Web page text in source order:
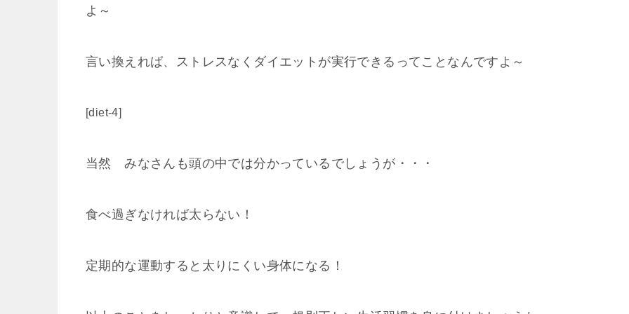
よ～
言い換えれば、ストレスなくダイエットが実行できるってことなんですよ～
[diet-4]
当然 みなさんも頭の中では分かっているでしょうが・・・
食べ過ぎなければ太らない！
定期的な運動すると太りにくい身体になる！